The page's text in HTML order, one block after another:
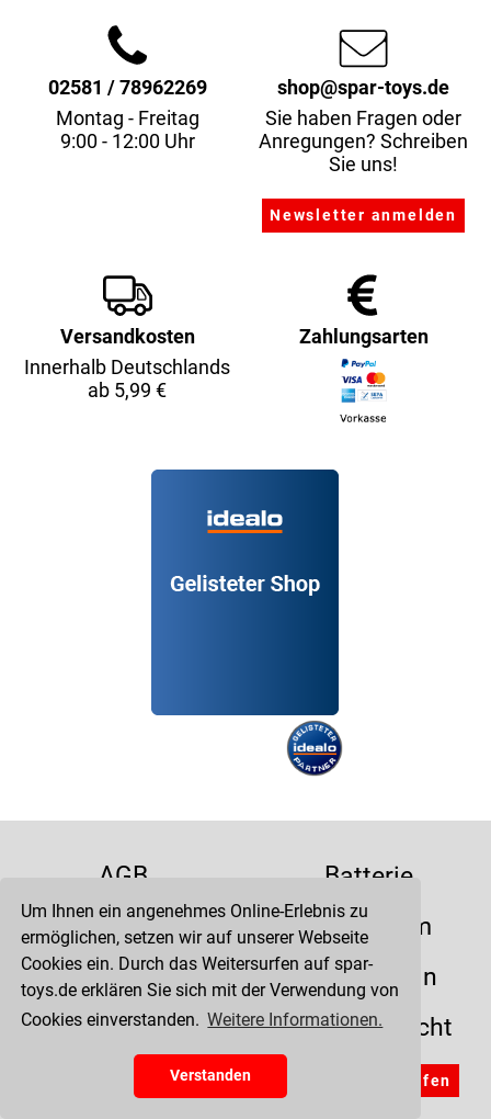
Um Ihnen ein angenehmes Online-Erlebnis zu
ermöglichen, setzen wir auf unserer Webseite
Cookies ein. Durch das Weitersurfen auf spar-
toys.de erklären Sie sich mit der Verwendung von
Cookies einverstanden. Weitere Informationen.
Verstanden
02581 / 78962269
Montag - Freitag
9:00 - 12:00 Uhr
shop@spar-toys.de
Sie haben Fragen oder
Anregungen? Schreiben
Sie uns!
Versandkosten
Innerhalb Deutschlands
ab 5,99 €
Zahlungsarten
AGB
Batterie
Datenschutz
Impressum
Kontakt
Liefertermin
Versandkosten
Widerrufsrecht